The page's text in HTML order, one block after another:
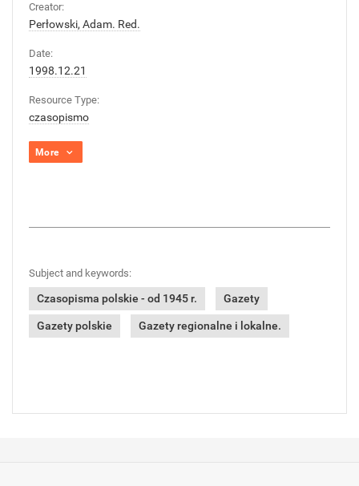
Creator:
Perłowski, Adam. Red.
Date:
1998.12.21
Resource Type:
czasopismo
More
Subject and keywords:
Czasopisma polskie - od 1945 r. Gazety
Gazety polskie Gazety regionalne i lokalne.